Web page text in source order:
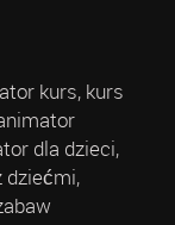
kurs, kurs
dla dzieci,
dziećmi,